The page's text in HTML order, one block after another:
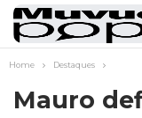
Home Destaques
Mauro